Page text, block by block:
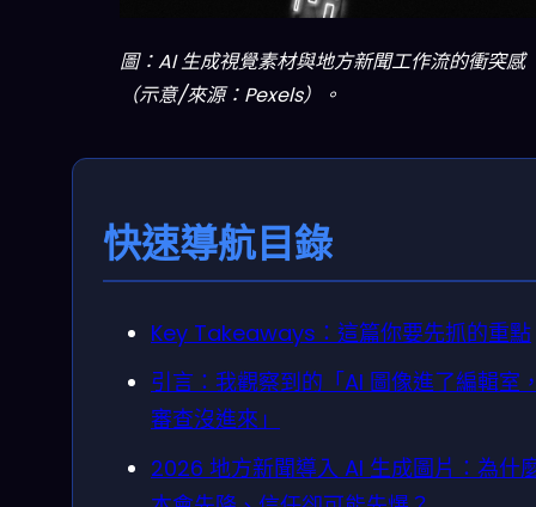
圖：AI 生成視覺素材與地方新聞工作流的衝突感
（示意/來源：Pexels）。
快速導航目錄
Key Takeaways：這篇你要先抓的重點
引言：我觀察到的「AI 圖像進了編輯室
審查沒進來」
2026 地方新聞導入 AI 生成圖片：為什